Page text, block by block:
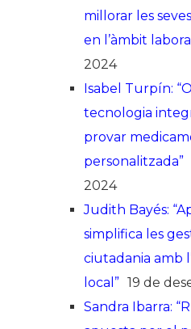
millorar les
en l’àmbit laboral
2024
Isabel Turpín:
tecnologia
provar
personalitzada”
2024
Judith Bayés:
simplifica les
ciutadania amb
local” 19 de
Sandra Ibarra: